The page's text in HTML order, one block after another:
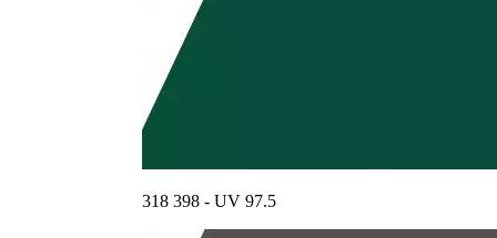
318 398 - UV 97.5